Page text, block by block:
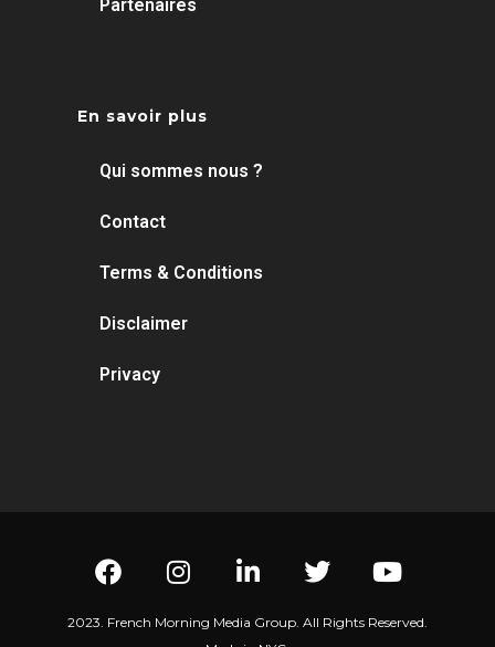
Partenaires
En savoir plus
Qui sommes nous ?
Contact
Terms & Conditions
Disclaimer
Privacy
2023. French Morning Media Group. All Rights Reserved.